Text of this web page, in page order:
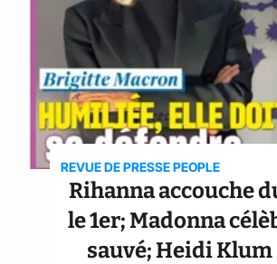
REVUE DE PRESSE PEOPLE
Rihanna accouche
le 1er; Madonna
sauvé; Heidi Klum